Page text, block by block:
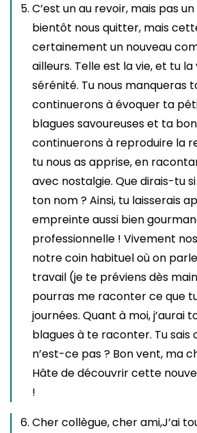
C’est un au revoir, mais pas
bientôt nous quitter, mais
certainement un nouveau
ailleurs. Telle est la vie, et tu
sérénité. Tu nous manqueras
continuerons à évoquer ta
blagues savoureuses et ta
continuerons à reproduire la
tu nous as apprise, en
avec nostalgie. Que dirais-tu
ton nom ? Ainsi, tu laisserais
empreinte aussi bien
professionnelle ! Vivement
notre coin habituel où on
travail (je te préviens dès
pourras me raconter ce que
journées. Quant à moi, j’aurai
blagues à te raconter. Tu sais
n’est-ce pas ? Bon vent, ma
Hâte de découvrir cette
!
Cher collègue, cher ami,J’ai